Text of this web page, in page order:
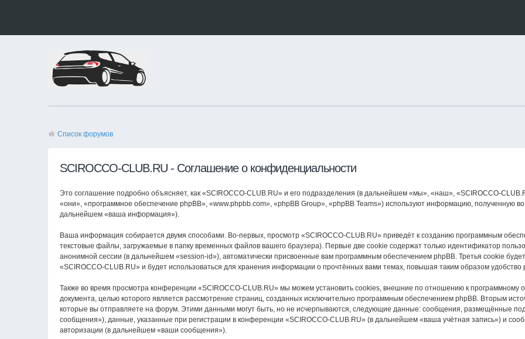
Список форумов
SCIROCCO-CLUB.RU - Соглашение о конфиденциальности
Это соглашение подробно объясняет, как «SCIROCCO-CLUB.RU» и его подразделения (в дальнейшем «мы», «наш», «SCIROCCO-
«они», «программное обеспечение phpBB», «www.phpbb.com», «phpBB Group», «phpBB Teams») используют информацию, полученную
дальнейшем «ваша информация»).
Ваша информация собирается двумя способами. Во-первых, просмотр «SCIROCCO-CLUB.RU» приведёт к созданию программным
текстовые файлы, загружаемые в папку временных файлов вашего браузера). Первые две cookie содержат только идентификатор
анонимной сессии (в дальнейшем «session-id»), автоматически присвоенные вам программным обеспечением phpBB. Третья cookie
«SCIROCCO-CLUB.RU» и будет использоваться для хранения информации о прочтённых вами темах, повышая таким образом
Также во время просмотра конференции «SCIROCCO-CLUB.RU» мы можем установить cookies, внешние по отношению к программному
документа, целью которого является рассмотрение страниц, созданных исключительно программным обеспечением phpBB. Вторым
которые вы отправляете на форум. Этими данными могут быть, но не исчерпываются, следующие данные: сообщения, размещённые
сообщения»), данные, указанные при регистрации в конференции «SCIROCCO-CLUB.RU» (в дальнейшем «ваша учётная запись») и
авторизации (в дальнейшем «ваши сообщения»).